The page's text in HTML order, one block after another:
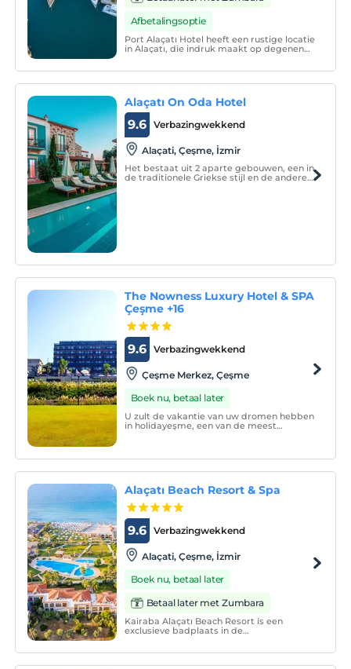
Afbetalingsoptie
Port Alaçatı Hotel heeft een rustige locatie
in Alaçatı, die indruk maakt op degenen
gasten de mogelijkheid om van de stress
Alaçatı On Oda Hotel
Verbazingwekkend
9.6
Alaçati, Çeşme, İzmir
Het bestaat uit 2 aparte gebouwen, een in
de traditionele Griekse stijl en de andere
The Nowness Luxury Hotel & SPA
Çeşme +16
Verbazingwekkend
9.6
Çeşme Merkez, Çeşme
Boek nu, betaal later
U zult de vakantie van uw dromen hebben
in holidayeşme, een van de meest
Alaçatı Beach Resort & Spa
Verbazingwekkend
9.6
Alaçati, Çeşme, İzmir
Boek nu, betaal later
Betaal later met Zumbara
Kairaba Alaçatı Beach Resort is een
exclusieve badplaats in de